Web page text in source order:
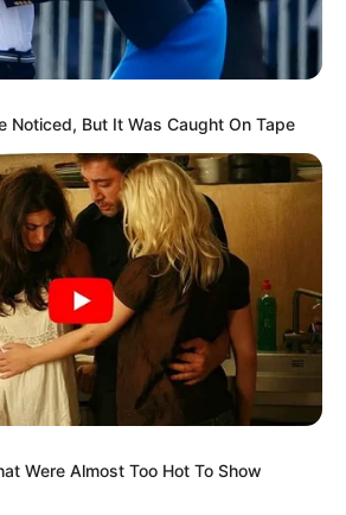
Noticed, But It Was Caught On Tape
Were Almost Too Hot To Show